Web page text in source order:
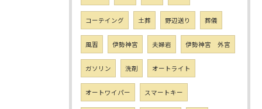
コーテイング 土葬 野辺送り 葬儀
風習 伊勢神宮 夫婦岩 伊勢神宮 外宮
ガソリン 洗剤 オートライト
オートワイパー スマートキー